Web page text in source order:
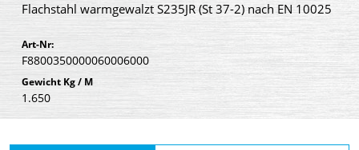
Flachstahl warmgewalzt S235JR (St 37-2) nach EN 10025
Art-Nr:
F8800350000060006000
Gewicht Kg / M
1.650